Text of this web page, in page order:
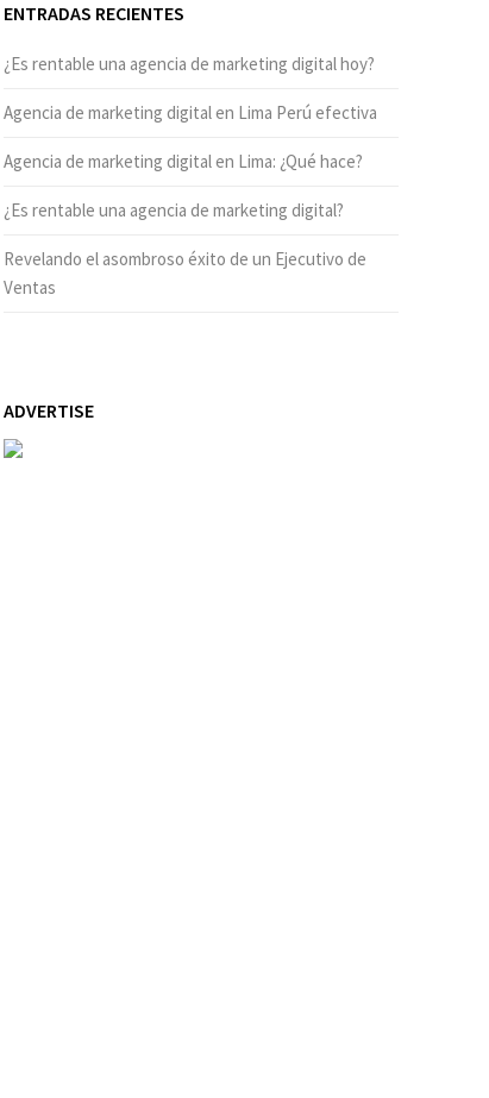
ENTRADAS RECIENTES
¿Es rentable una agencia de marketing digital hoy?
Agencia de marketing digital en Lima Perú efectiva
Agencia de marketing digital en Lima: ¿Qué hace?
¿Es rentable una agencia de marketing digital?
Revelando el asombroso éxito de un Ejecutivo de
Ventas
ADVERTISE